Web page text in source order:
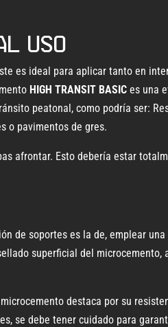
uso
es ideal para aplicar tanto en
HIGH TRANSIT BASIC es una
peatonal, como podría ser:
o pavimentos de gres.
afrontar. Esto debería estar
de soportes es la de, emplear
superficial del microcemento,
destaca por su
se debe tener cuidado para